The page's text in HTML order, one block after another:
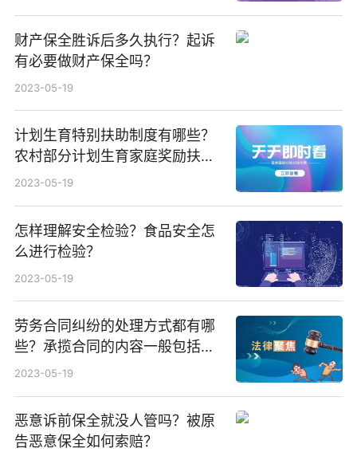
财产保全胜诉后多久执行？起诉
有必要做财产保全吗？
2023-05-19
计划生育特别扶助制度有哪些？
农村部分计划生育家庭奖励扶助
制度有哪些？
2023-05-19
怎样理解安全检验？食品安全怎
么进行检验？
2023-05-19
劳务合同纠纷的处理方式都有哪
些？承揽合同的内容一般包括什
么？
2023-05-19
恶意诉前保全就没人管吗？被原
告恶意保全如何索赔？